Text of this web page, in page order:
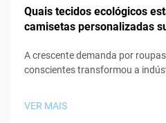
Quais tecidos ecológicos
camisetas personalizadas
A crescente demanda por
conscientes transformou a
VER MAIS